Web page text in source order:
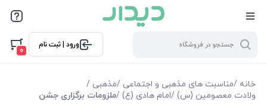
ورود | ثبت نام
0
خانه /مناسبت های مذهبی و اجتماعی /مذهبی /
ولادت معصومین (س) /امام هادی (ع) /ملزومات برگزاری جشن
فیلتر بر اساس قیمت